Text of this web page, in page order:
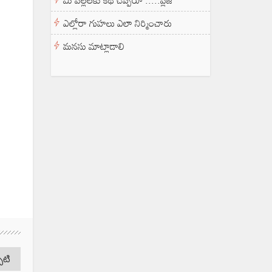
ఎల్లోరా గుహలు ఎలా నిర్మించారు
మనసు మాట్లాడాలి